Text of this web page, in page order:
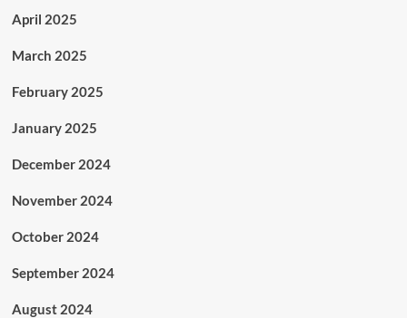
April 2025
March 2025
February 2025
January 2025
December 2024
November 2024
October 2024
September 2024
August 2024